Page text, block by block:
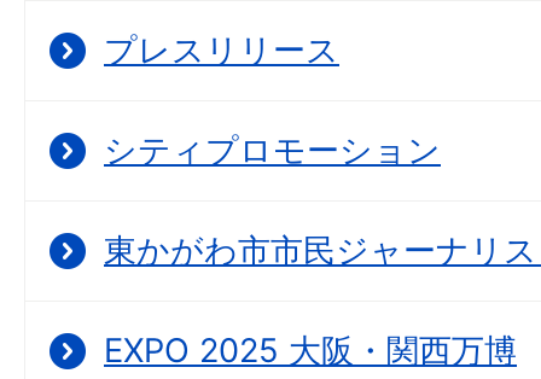
プレスリリース
シティプロモーション
東かがわ市市民ジャーナリ
EXPO 2025 大阪・関西万博